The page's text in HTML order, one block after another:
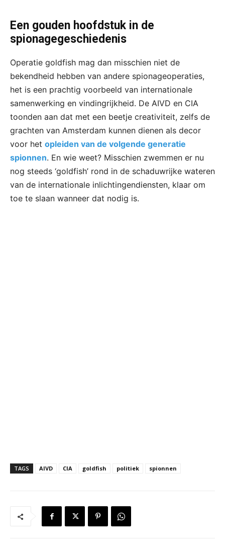
Een gouden hoofdstuk in de
spionagegeschiedenis
Operatie goldfish mag dan misschien niet de
bekendheid hebben van andere spionageoperaties,
het is een prachtig voorbeeld van internationale
samenwerking en vindingrijkheid. De AIVD en CIA
toonden aan dat met een beetje creativiteit, zelfs de
grachten van Amsterdam kunnen dienen als decor
voor het opleiden van de volgende generatie
spionnen. En wie weet? Misschien zwemmen er nu
nog steeds ‘goldfish’ rond in de schaduwrijke wateren
van de internationale inlichtingendiensten, klaar om
toe te slaan wanneer dat nodig is.
TAGS AIVD CIA goldfish politiek spionnen